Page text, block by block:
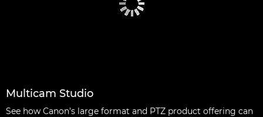
Multicam Studio
See how Canon’s large format and PTZ product offering can